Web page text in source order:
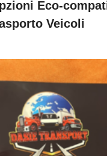
Eco-
Veicoli